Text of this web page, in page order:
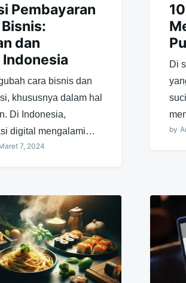
Pembayaran
dan
cara bisnis dan
khususnya dalam hal
Di Indonesia,
digital mengalami…
7, 2024
Di
by